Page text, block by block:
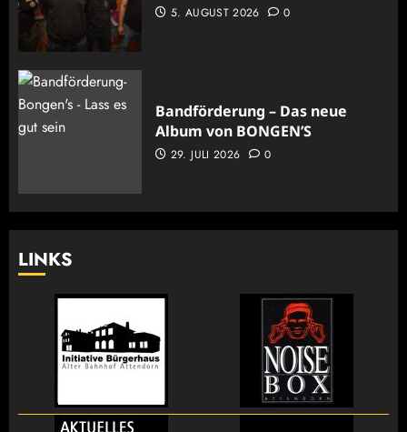
5. AUGUST 2026 0
Bandförderung – Das neue
Album von BONGEN’S
29. JULI 2026 0
LINKS